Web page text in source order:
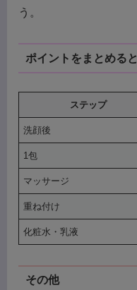
う。
ポイントをまとめると
ステップ
洗顔後
1包
マッサージ
重ね付け
化粧水・乳液
その他